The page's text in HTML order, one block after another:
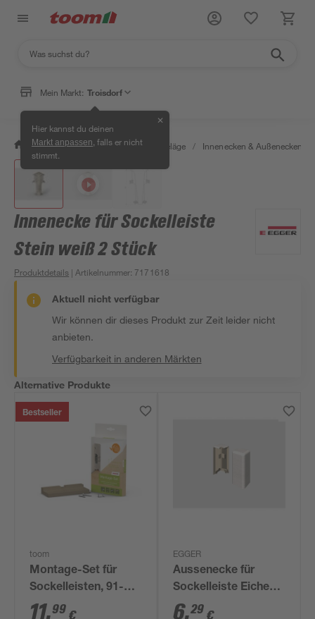
Mein Markt: Troisdorf
Hier kannst du deinen
Markt anpassen , falls er nicht
stimmt.
✕
/ Bauen & Renovieren / Bodenbeläge / Innenecken & Außenecken
Innenecke für Sockelleiste
Stein weiß 2 Stück
Produktdetails | Artikelnummer: 7171618
Aktuell nicht verfügbar
Wir können dir dieses Produkt zur Zeit leider nicht
anbieten.
Verfügbarkeit in anderen Märkten
Alternative Produkte
Bestseller
toom
Montage-Set für
Sockelleisten, 91-
teilig
11,99 €
EGGER
Aussenecke für
Sockelleiste Eiche
weiss 2 Stück
6,29 €